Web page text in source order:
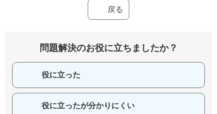
戻る
問題解決のお役に立ちましたか？
役に立った
役に立ったが分かりにくい